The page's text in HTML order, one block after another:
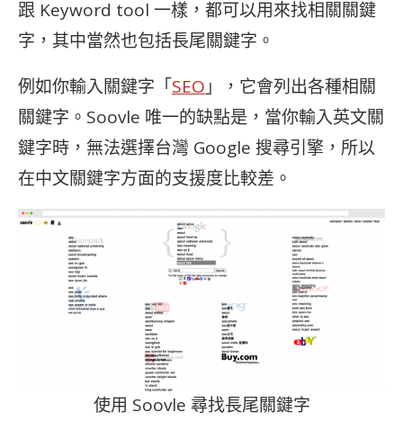
跟 Keyword tool 一樣，都可以用來找相關關鍵
字，其中當然也包括長尾關鍵字。
例如你輸入關鍵字「SEO」，它會列出各種相關
關鍵字。Soovle 唯一的缺點是，當你輸入英文關
鍵字時，無法選擇台灣 Google 搜尋引擎，所以
在中文關鍵字方面的支援度比較差。
使用 Soovle 尋找長尾關鍵字